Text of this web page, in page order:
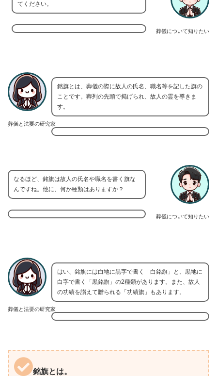
葬儀について知りたい
てください。
葬儀と法要の研究家
銘旗とは、葬儀の際に故人の氏名、職名等を記した旗の
ことです。葬列の先頭で掲げられ、故人の霊を導きま
す。
葬儀について知りたい
なるほど、銘旗は故人の氏名や職名を書く旗な
んですね。他に、何か種類はありますか？
葬儀と法要の研究家
はい、銘旗には白地に黒字で書く「白銘旗」と、黒地に
白字で書く「黒銘旗」の2種類があります。また、故人
の功績を讃えて贈られる「功績旗」もあります。
銘旗とは。